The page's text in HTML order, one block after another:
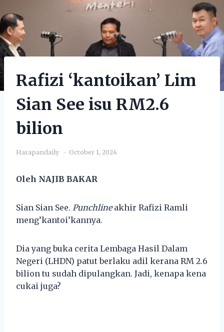
Rafizi ‘kantoikan’ Lim
Sian See isu RM2.6
bilion
Harapandaily October 1, 2024
Oleh NAJIB BAKAR
Sian Sian See. Punchlineakhir Rafizi Ramli
meng’kantoi’kannya.
Dia yang buka cerita Lembaga Hasil Dalam
Negeri (LHDN) patut berlaku adil kerana RM 2.6
bilion tu sudah dipulangkan. Jadi, kenapa kena
cukai juga?